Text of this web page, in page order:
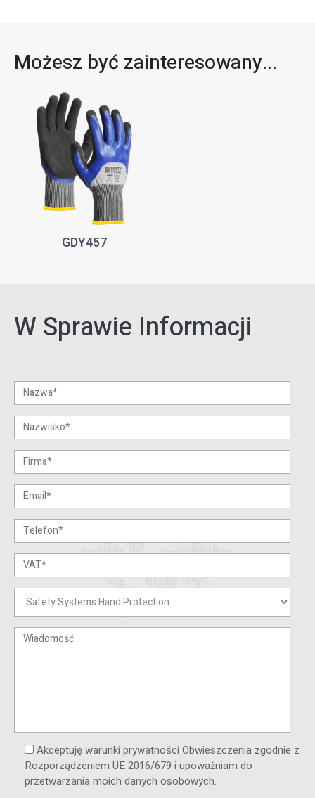
Możesz być zainteresowany...
GDY457
W Sprawie Informacji
Akceptuję warunki prywatności Obwieszczenia zgodnie z
Rozporządzeniem UE 2016/679 i upoważniam do
przetwarzania moich danych osobowych.